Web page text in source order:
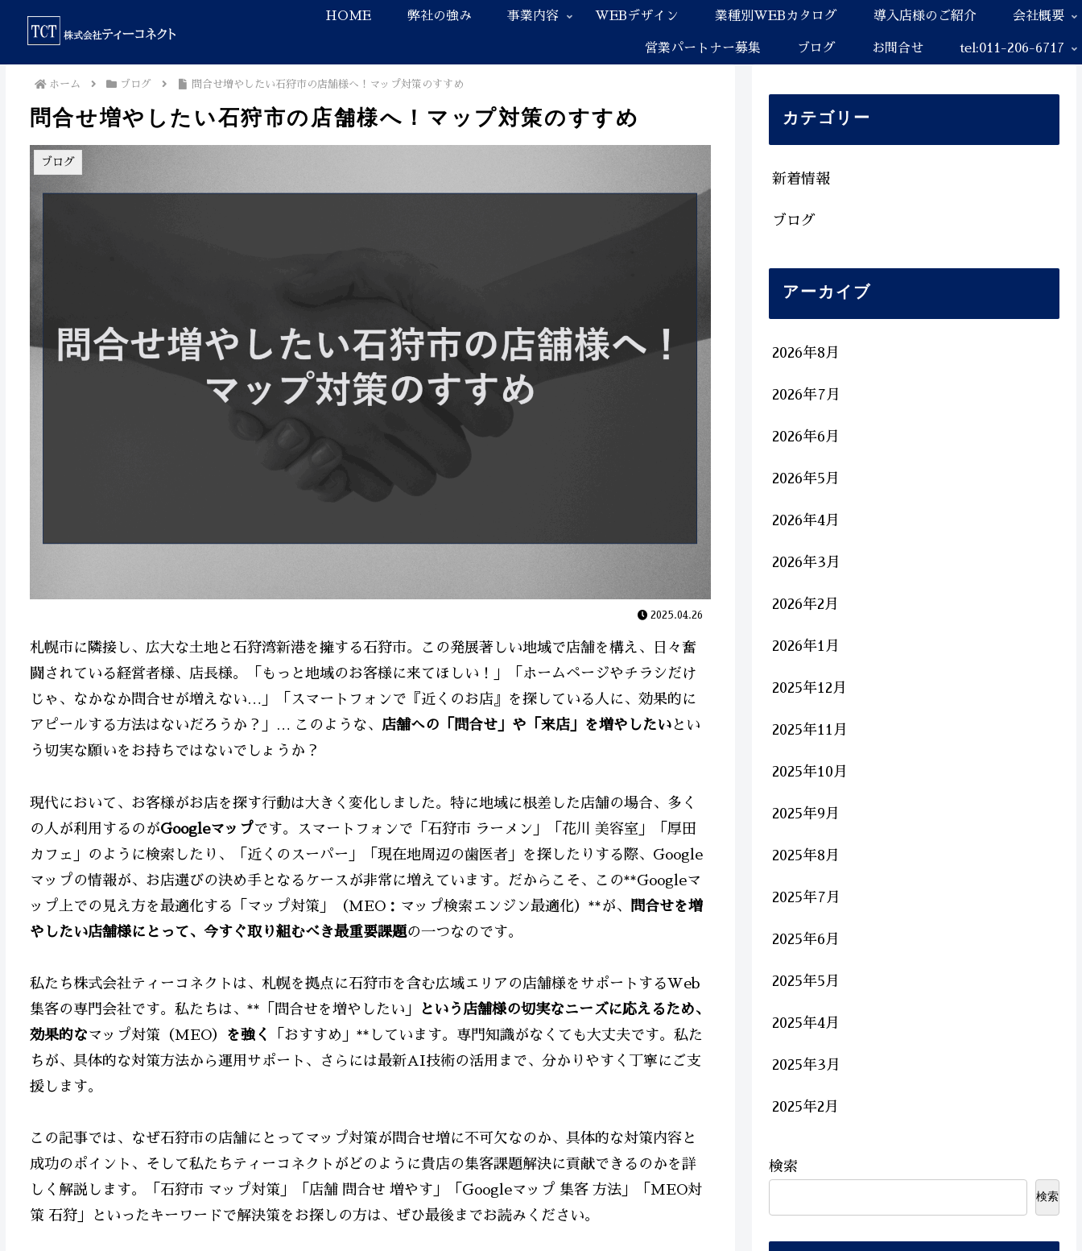
HOME 弊社の強み 事業内容 WEBデザイン 業種別WEBカタログ 導入店様のご紹介 会社概要
営業パートナー募集 ブログ お問合せ tel:011-206-6717
ホーム ブログ 問合せ増やしたい石狩市の店舗様へ！マップ対策のすすめ
問合せ増やしたい石狩市の店舗様へ！マップ対策のすすめ
ブログ
2025.04.26
札幌市に隣接し、広大な土地と石狩湾新港を擁する石狩市。この発展著しい地域で店舗を構え、日々奮
闘されている経営者様、店長様。「もっと地域のお客様に来てほしい！」「ホームページやチラシだけ
じゃ、なかなか問合せが増えない…」「スマートフォンで『近くのお店』を探している人に、効果的に
アピールする方法はないだろうか？」… このような、 店舗への「問合せ」や「来店」を増やしたいとい
う切実な願いをお持ちではないでしょうか？
現代において、お客様がお店を探す行動は大きく変化しました。特に地域に根差した店舗の場合、多く
の人が利用するのがGoogleマップです。スマートフォンで「石狩市 ラーメン」「花川 美容室」「厚田
カフェ」のように検索したり、「近くのスーパー」「現在地周辺の歯医者」を探したりする際、Google
マップの情報が、お店選びの決め手となるケースが非常に増えています。だからこそ、この**Googleマ
ップ上での見え方を最適化する「マップ対策」（MEO：マップ検索エンジン最適化）**が、
問合せを増
やしたい店舗様にとって、今すぐ取り組むべき最重要課題の一つなのです。
私たち株式会社ティーコネクトは、札幌を拠点に石狩市を含む広域エリアの店舗様をサポートするWeb
集客の専門会社です。私たちは、**「問合せを増やしたい」
という店舗様の切実なニーズに応えるため、
効果的なマップ対策（MEO） を強く
「おすすめ」**しています。専門知識がなくても大丈夫です。私た
ちが、具体的な対策方法から運用サポート、さらには最新AI技術の活用まで、分かりやすく丁寧にご支
援します。
この記事では、なぜ石狩市の店舗にとってマップ対策が問合せ増に不可欠なのか、具体的な対策内容と
成功のポイント、そして私たちティーコネクトがどのように貴店の集客課題解決に貢献できるのかを詳
しく解説します。「石狩市 マップ対策」「店舗 問合せ 増やす」「Googleマップ 集客 方法」「MEO対
策 石狩」といったキーワードで解決策をお探しの方は、ぜひ最後までお読みください。
カテゴリー
新着情報
ブログ
アーカイブ
2026年8月
2026年7月
2026年6月
2026年5月
2026年4月
2026年3月
2026年2月
2026年1月
2025年12月
2025年11月
2025年10月
2025年9月
2025年8月
2025年7月
2025年6月
2025年5月
2025年4月
2025年3月
2025年2月
検索
検索